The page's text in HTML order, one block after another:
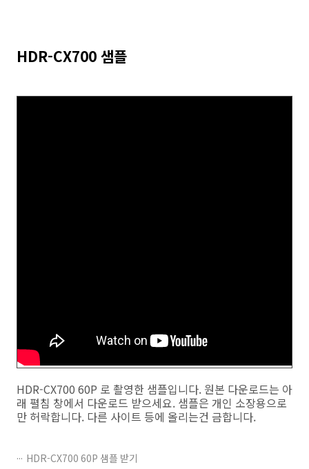
HDR-CX700 샘플
HDR-CX700 60P 로 촬영한 샘플입니다. 원본 다운로드는 아
래 펼침 창에서 다운로드 받으세요. 샘플은 개인 소장용으로
만 허락합니다. 다른 사이트 등에 올리는건 금합니다.
HDR-CX700 60P 샘플 받기